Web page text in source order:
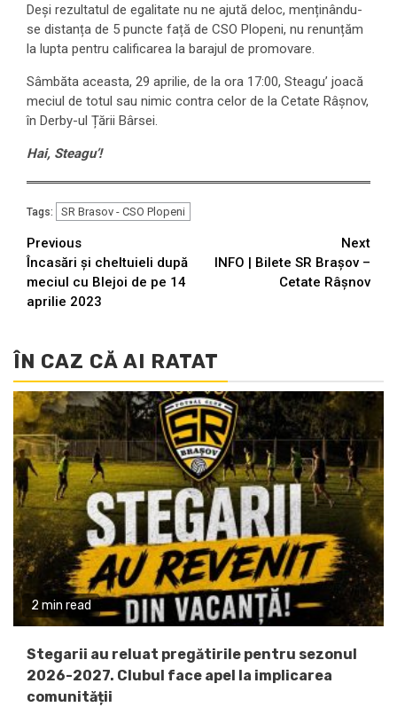
Deși rezultatul de egalitate nu ne ajută deloc, menținându-
se distanța de 5 puncte față de CSO Plopeni, nu renunțăm
la lupta pentru calificarea la barajul de promovare.
Sâmbăta aceasta, 29 aprilie, de la ora 17:00, Steagu’ joacă
meciul de totul sau nimic contra celor de la Cetate Râșnov,
în Derby-ul Țării Bârsei.
Hai, Steagu’!
Tags: SR Brasov - CSO Plopeni
Continue
Reading
Previous
Încasări și cheltuieli după
meciul cu Blejoi de pe 14
aprilie 2023
Next
INFO | Bilete SR Brașov –
Cetate Râșnov
ÎN CAZ CĂ AI RATAT
2 min read
Stegarii au reluat pregătirile pentru sezonul
2026-2027. Clubul face apel la implicarea
comunității